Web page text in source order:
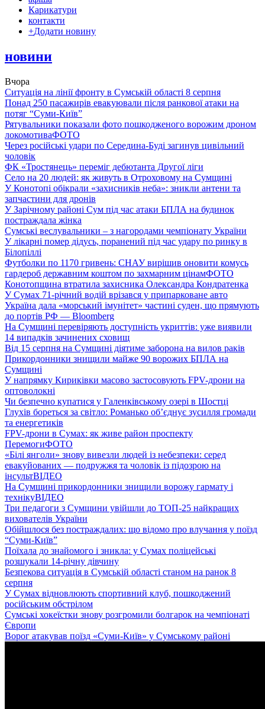
Карикатури
контакти
+Додати новину
новини
Вчора
Ситуація на лінії фронту в Сумській області 8 серпня
Понад 250 пасажирів евакуювали після ранкової атаки на
потяг “Суми-Київ”
Рятувальники показали фото пошкодженого ворожим дроном
локомотиваФОТО
Через російські удари по Середина-Буді загинув цивільний
чоловік
ФК «Тростянець» переміг дебютанта Другої ліги
Село на 20 людей: як живуть в Отроховому на Сумщині
У Конотопі обікрали «захисників неба»: зникли антени та
запчастини для дронів
У Зарічному районі Сум під час атаки БПЛА на будинок
постраждала жінка
Сумські веслувальники – з нагородами чемпіонату України
У лікарні помер дідусь, поранений під час удару по ринку в
Білопіллі
Футболки по 1170 гривень: СНАУ вирішив оновити комусь
гардероб державним коштом по захмарним цінамФОТО
Конотопщина втратила захисника Олександра Кондратенка
У Сумах 71-річний водій врізався у припарковане авто
Україна дала «морський імунітет» частині суден, що прямують
до портів РФ — Bloomberg
На Сумщині перевіряють доступність укриттів: уже виявили
14 випадків зачинених сховищ
Від 15 серпня на Сумщині діятиме заборона на вилов раків
Прикордонники знищили майже 90 ворожих БПЛА на
Сумщині
У напрямку Кириківки масово застосовують FPV-дрони на
оптоволокні
Чи безпечно купатися у Галенківському озері в Шостці
Глухів бореться за світло: Романько об’єднує зусилля громади
та енергетиків
FPV-дрони в Сумах: як живе район проспекту
ПеремогиФОТО
«Білі янголи» знову вивезли людей із небезпеки: серед
евакуйованих — подружжя та чоловік із підозрою на
інсультВІДЕО
На Сумщині прикордонники знищили ворожу гармату і
технікуВІДЕО
Три педагоги з Сумщини увійшли до ТОП-25 найкращих
вихователів України
Обійшлося без постраждалих: що відомо про влучання у поїзд
“Суми-Київ”
Поїхала до знайомого і зникла: у Сумах поліцейські
розшукали 14-річну дівчину
Безпекова ситуація в Сумській області станом на ранок 8
серпня
У Сумах відновлюють спортивний клуб, пошкоджений
російським обстрілом
Сумські хокеїстки знову розгромили болгарок на чемпіонаті
Європи
Ворог атакував поїзд «Суми-Київ» у Сумському районі